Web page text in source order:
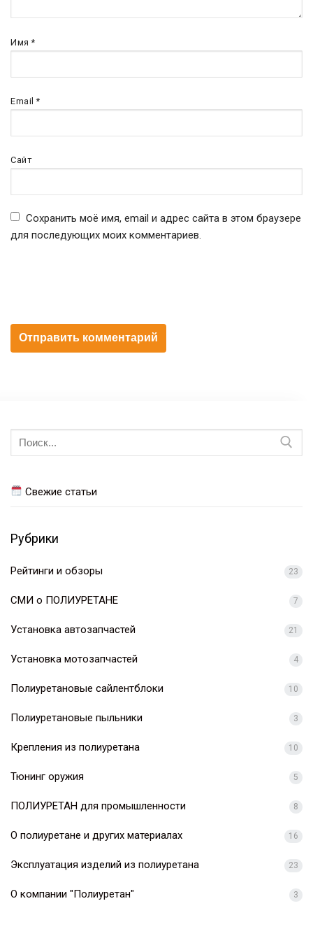
Имя*
Email*
Сайт
Сохранить моё имя, email и адрес сайта в этом браузере
для последующих моих комментариев.
Искать:
Свежие статьи
Рубрики
Рейтинги и обзоры 23
СМИ о ПОЛИУРЕТАНЕ 7
Установка автозапчастей 21
Установка мотозапчастей 4
Полиуретановые сайлентблоки 10
Полиуретановые пыльники 3
Крепления из полиуретана 10
Тюнинг оружия 5
ПОЛИУРЕТАН для промышленности 8
О полиуретане и других материалах 16
Эксплуатация изделий из полиуретана 23
О компании "Полиуретан" 3